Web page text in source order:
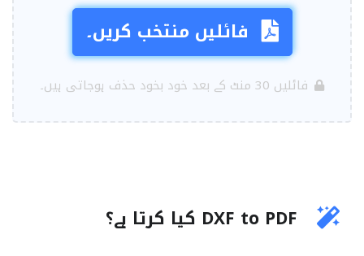
فائلیں منتخب کریں۔
فائلیں 30 منٹ کے بعد خود بخود حذف ہوجاتی ہیں۔
DXF to PDF کیا کرتا ہے؟